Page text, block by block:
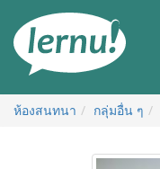
สารบัญ
ห้องสนทนา กลุ่มอื่น ๆ